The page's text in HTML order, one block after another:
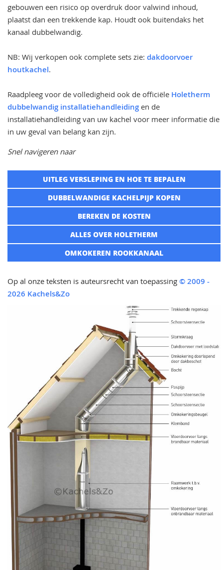
gebouwen een risico op overdruk door valwind inhoud,
plaatst dan een trekkende kap. Houdt ook buitendaks het
kanaal dubbelwandig.
NB: Wij verkopen ook complete sets zie: dakdoorvoer
houtkachel.
Raadpleeg voor de volledigheid ook de officiële Holetherm
dubbelwandig installatiehandleiding en de
installatiehandleiding van uw kachel voor meer informatie die
in uw geval van belang kan zijn.
Snel navigeren naar
UITLEG VERSLEPING EN HOE TE BEPALEN
DUBBELWANDIGE KACHELPIJP KOPEN
BEREKEN DE KOSTEN
ALLES OVER HOLETHERM
OMKOKEREN ROOKKANAAL
Op al onze teksten is auteursrecht van toepassing © 2009 -
2026 Kachels&Zo